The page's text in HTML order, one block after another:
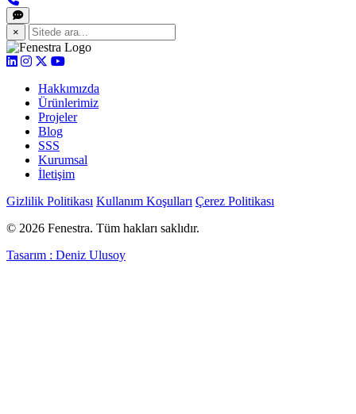
×
Hakkımızda
Ürünlerimiz
Projeler
Blog
SSS
Kurumsal
İletişim
Gizlilik Politikası Kullanım Koşulları Çerez Politikası
© 2026 Fenestra. Tüm hakları saklıdır.
Tasarım : Deniz Ulusoy